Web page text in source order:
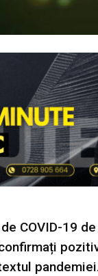
COVID-19